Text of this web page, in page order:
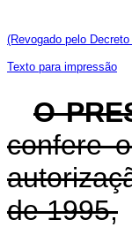
(Revogado pelo
Texto para impressão
O
confere
de 1995,